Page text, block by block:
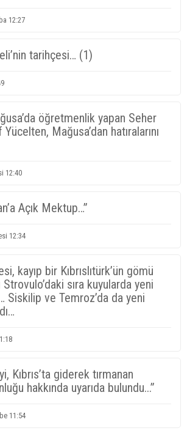
12:27
tarihçesi… (1)
öğretmenlik yapan Seher
Yücelten, Mağusa’dan hatıralarını
12:40
Açık Mektup…”
12:34
kayıp bir Kıbrıslıtürk’ün gömü
Strovulo’daki sıra kuyularda yeni
Siskilip ve Temroz’da da yeni
Kıbrıs’ta giderek tırmanan
hakkında uyarıda bulundu...”
11:54